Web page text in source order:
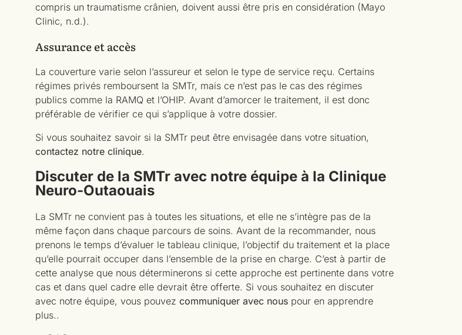
compris un traumatisme crânien, doivent aussi être pris en considération (Mayo
Clinic, n.d.).
Assurance et accès
La couverture varie selon l’assureur et selon le type de service reçu. Certains
régimes privés remboursent la SMTr, mais ce n’est pas le cas des régimes
publics comme la RAMQ et l’OHIP. Avant d’amorcer le traitement, il est donc
préférable de vérifier ce qui s’applique à votre dossier.
Si vous souhaitez savoir si la SMTr peut être envisagée dans votre situation,
contactez notre clinique.
Discuter de la SMTr avec notre équipe à la Clinique
Neuro-Outaouais
La SMTr ne convient pas à toutes les situations, et elle ne s’intègre pas de la
même façon dans chaque parcours de soins. Avant de la recommander, nous
prenons le temps d’évaluer le tableau clinique, l’objectif du traitement et la place
qu’elle pourrait occuper dans l’ensemble de la prise en charge. C’est à partir de
cette analyse que nous déterminerons si cette approche est pertinente dans votre
cas et dans quel cadre elle devrait être offerte. Si vous souhaitez en discuter
avec notre équipe, vous pouvez communiquer avec nous pour en apprendre
plus..